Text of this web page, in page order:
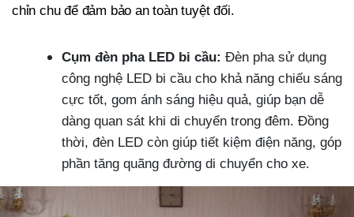
chỉn chu để đảm bảo an toàn tuyệt đối.
Cụm đèn pha LED bi cầu: Đèn pha sử dụng
công nghệ LED bi cầu cho khả năng chiếu sáng
cực tốt, gom ánh sáng hiệu quả, giúp bạn dễ
dàng quan sát khi di chuyển trong đêm. Đồng
thời, đèn LED còn giúp tiết kiệm điện năng, góp
phần tăng quãng đường di chuyển cho xe.